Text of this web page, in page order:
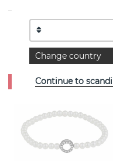
Change country
Continue to